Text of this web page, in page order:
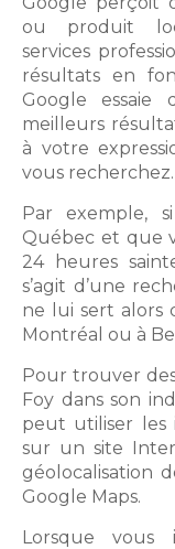
ou produit
services
résultats en
Google essaie
meilleurs
à votre
vous recherchez.
Par exemple,
Québec et que
24 heures
s’agit d’une
ne lui sert alors
Montréal ou à
Pour trouver
Foy dans son
peut utiliser les
sur un site
géolocalisation
Google Maps.
Lorsque vous